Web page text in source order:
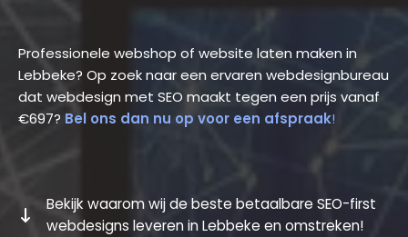
Professionele webshop of website laten maken in
Lebbeke? Op zoek naar een ervaren webdesignbureau
dat webdesign met SEO maakt tegen een prijs vanaf
€697? Bel ons dan nu op voor een afspraak!
Bekijk waarom wij de beste betaalbare SEO-first
webdesigns leveren in Lebbeke en omstreken!